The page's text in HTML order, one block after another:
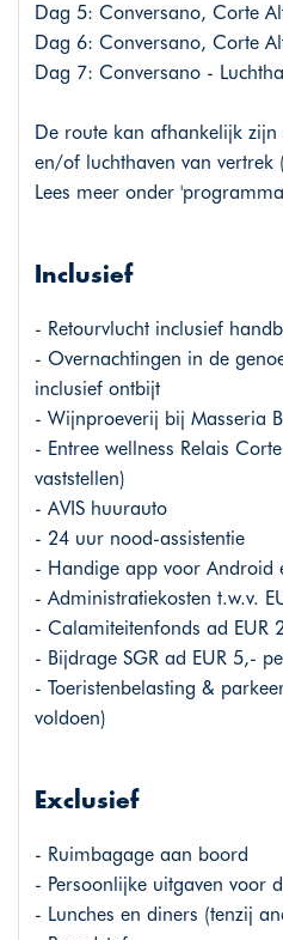
Dag 5: Conversano, Corte
Dag 6: Conversano, Corte
Dag 7: Conversano -
De route kan afhankelijk
en/of luchthaven van vertrek
Lees meer onder
Inclusief
- Retourvlucht inclusief
- Overnachtingen in de
inclusief ontbijt
- Wijnproeverij bij Masseria
- Entree wellness Relais
vaststellen)
- AVIS huurauto
- 24 uur nood-assistentie
- Handige app voor Android
- Administratiekosten t.w.v.
- Calamiteitenfonds ad EUR
- Bijdrage SGR ad EUR 5,-
- Toeristenbelasting &
voldoen)
Exclusief
- Ruimbagage aan boord
- Persoonlijke uitgaven voor
- Lunches en diners (tenzij